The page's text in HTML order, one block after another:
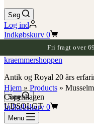
Søg
Log ind
Indkøbskurv 0
Fri fragt over
kraemmershoppen
Antik og Royal 20 års
Søg
Indkøbskurv 0
Menu
Hjem » Products »
Copenhagen
UDSOLGT